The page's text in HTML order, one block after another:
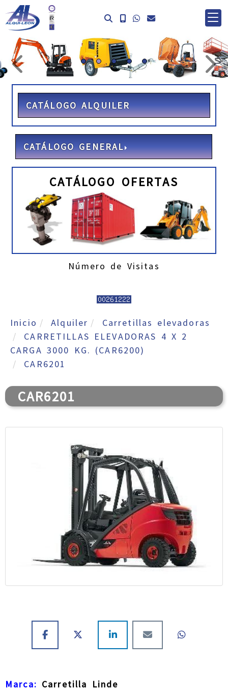
prev
CATÁLOGO ALQUILER
CATÁLOGO GENERAL
CATÁLOGO OFERTAS
Número de Visitas
Inicio Alquiler
Carretillas elevadoras
CARRETILLAS ELEVADORAS 4 X 2
CARGA 3000 KG. (CAR6200)
CAR6201
CAR6201
Marca: Carretilla Linde